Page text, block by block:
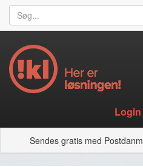
Login
Sendes gratis med